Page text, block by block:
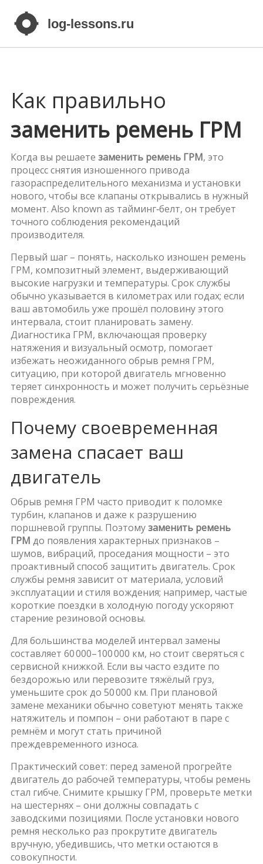
Как правильно
заменить ремень ГРМ
Когда вы решаете заменить ремень ГРМ, это
процесс снятия изношенного привода
газораспределительного механизма и установки
нового, чтобы все клапаны открывались в нужный
момент. Also known as тайминг‑белт, он требует
точного соблюдения рекомендаций
производителя.
Первый шаг – понять, насколько изношен ремень
ГРМ, композитный элемент, выдерживающий
высокие нагрузки и температуры. Срок службы
обычно указывается в километрах или годах; если
ваш автомобиль уже прошёл половину этого
интервала, стоит планировать замену.
Диагностика ГРМ, включающая проверку
натяжения и визуальный осмотр, помогает
избежать неожиданного обрыв ремня ГРМ,
ситуацию, при которой двигатель мгновенно
теряет синхронность и может получить серьёзные
повреждения.
Почему своевременная
замена спасает ваш
двигатель
Обрыв ремня ГРМ часто приводит к поломке
турбин, клапанов и даже к разрушению
поршневой группы. Поэтомузаменить ремень
ГРМ до появления характерных признаков –
шумов, вибраций, проседания мощности – это
проактивный способ защитить двигатель. Срок
службы ремня зависит от материала, условий
эксплуатации и стиля вождения; например, частые
короткие поездки в холодную погоду ускоряют
старение резиновой основы.
Для большинства моделей интервал замены
составляет 60 000–100 000 км, но стоит сверяться с
сервисной книжкой. Если вы часто ездите по
бездорожью или перевозите тяжёлый груз,
уменьшите срок до 50 000 км. При плановой
замене механики обычно советуют менять также
натяжитель и помпон – они работают в паре с
ремнём и могут стать причиной
преждевременного износа.
Практический совет: перед заменой прогрейте
двигатель до рабочей температуры, чтобы ремень
стал гибче. Снимите крышку ГРМ, проверьте метки
на шестернях – они должны совпадать с
заводскими позициями. После установки нового
ремня несколько раз прокрутите двигатель
вручную, убедившись, что метки остаются в
совокупности.